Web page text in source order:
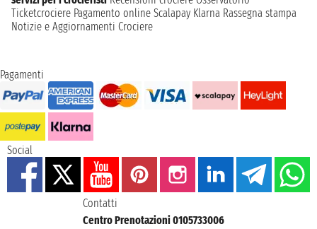
Ticketcrociere Pagamento online Scalapay Klarna Rassegna stampa
Notizie e Aggiornamenti Crociere
Pagamenti
Social
Contatti
Centro Prenotazioni 0105733006